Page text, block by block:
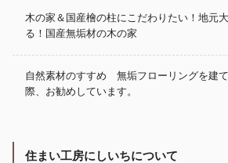
木の家＆国産檜の柱にこだわりたい！地元
る！国産無垢材の木の家
自然素材のすすめ 無垢フローリングを建
際、お勧めしています。
住まい工房にしいちについて